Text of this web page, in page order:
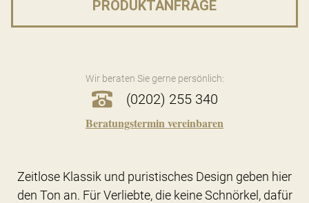
PRODUKTANFRAGE
Wir beraten Sie gerne persönlich:
(0202) 255 340
Beratungstermin vereinbaren
Zeitlose Klassik und puristisches Design geben hier
den Ton an. Für Verliebte, die keine Schnörkel, dafür